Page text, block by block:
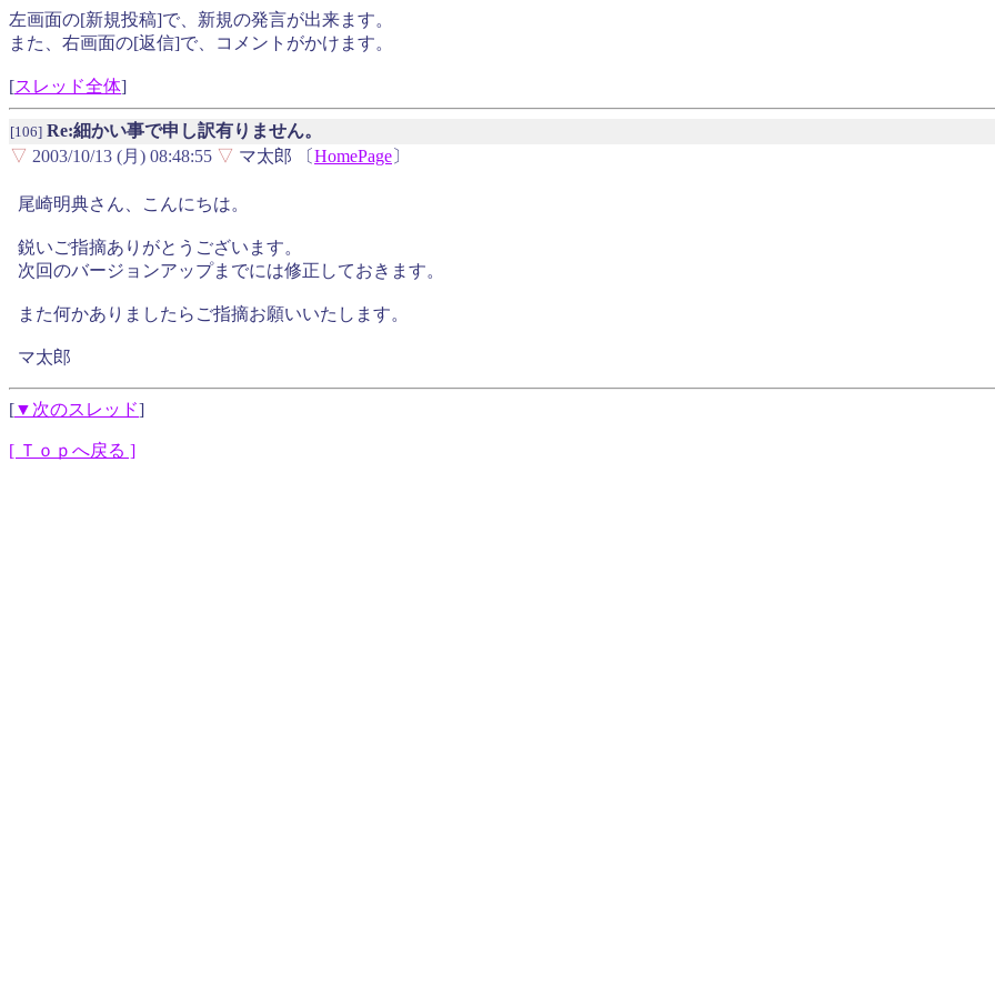
左画面の[新規投稿]で、新規の発言が出来ます。
また、右画面の[返信]で、コメントがかけます。
[スレッド全体]
[106] Re:細かい事で申し訳有りません。
▽ 2003/10/13 (月) 08:48:55 ▽ マ太郎 〔HomePage〕
尾崎明典さん、こんにちは。
鋭いご指摘ありがとうございます。
次回のバージョンアップまでには修正しておきます。
また何かありましたらご指摘お願いいたします。
マ太郎
[▼次のスレッド]
[ Ｔｏｐへ戻る ]